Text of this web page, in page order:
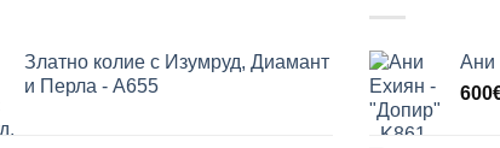
Златно колие с Изумруд, Диамант
и Перла - A655
Ани
600